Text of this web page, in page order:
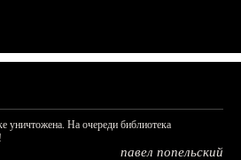
уничтожена. На очереди библиотека
павел попельский